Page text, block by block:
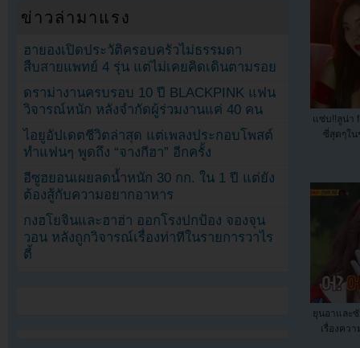
แซ่บ!!ลูน่า
ซี่สุดๆใน
ยุนอาและ
เรื่องคว
ข่าวล่ามาแรง
ฮายองเปิดประวัติครอบครัวไม่ธรรมดา
สืบสายแพทย์ 4 รุ่น แต่ไม่เคยคิดเดินตามรอย
ดราม่างานครบรอบ 10 ปี BLACKPINK แฟน
วิจารณ์หนัก หลังจำกัดผู้ร่วมงานแค่ 40 คน
ไอยูอัปเดตชีวิตล่าสุด แต่เพลงประกอบโพสต์
ทำแฟนๆ พูดถึง “จางกีฮา” อีกครั้ง
อีซูฮยอนเผยลดน้ำหนัก 30 กก. ใน 1 ปี แต่ยัง
ต้องสู้กับความอยากอาหาร
กงฮโยจินและฮาฮ่า ออกโรงปกป้อง จองจุน
วอน หลังถูกวิจารณ์เรื่องท่าทีในรายการวาไร
ตี้